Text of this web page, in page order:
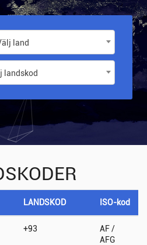
land
landskod
LANDSKOD ISO-kod
+93
AF /
AFG